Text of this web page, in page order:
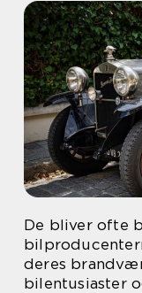
De bliver ofte
deres
bilentusiaster